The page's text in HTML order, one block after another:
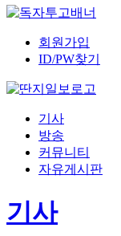
회원가입
ID/PW찾기
기사
방송
커뮤니티
자유게시판
기사